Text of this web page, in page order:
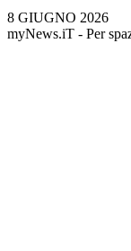
8 GIUGNO 2026
myNews.iT - Per